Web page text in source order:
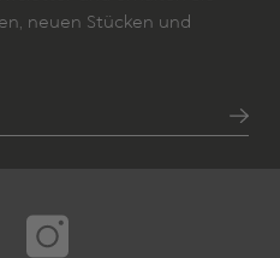
neuen Stücken und